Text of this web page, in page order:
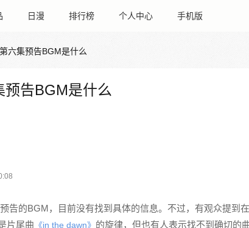
日漫 排行榜 个人中心 手机版
六集预告BGM是什么
预告BGM是什么
告的BGM，目前没有找到具体的信息。不过，有观众提到
片尾曲 《in the dawn》 的旋律，但也有人表示找不到确切的